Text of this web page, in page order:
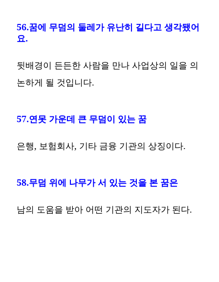
56.꿈에 무덤의 둘레가 유난히 길다고 생각됐어
요.
뒷배경이 든든한 사람을 만나 사업상의 일을 의
논하게 될 것입니다.
57.연못 가운데 큰 무덤이 있는 꿈
은행, 보험회사, 기타 금융 기관의 상징이다.
58.무덤 위에 나무가 서 있는 것을 본 꿈은
남의 도움을 받아 어떤 기관의 지도자가 된다.